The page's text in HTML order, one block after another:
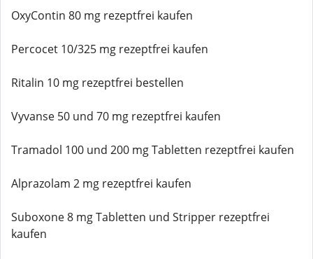
OxyContin 80 mg rezeptfrei kaufen
Percocet 10/325 mg rezeptfrei kaufen
Ritalin 10 mg rezeptfrei bestellen
Vyvanse 50 und 70 mg rezeptfrei kaufen
Tramadol 100 und 200 mg Tabletten rezeptfrei kaufen
Alprazolam 2 mg rezeptfrei kaufen
Suboxone 8 mg Tabletten und Stripper rezeptfrei
kaufen